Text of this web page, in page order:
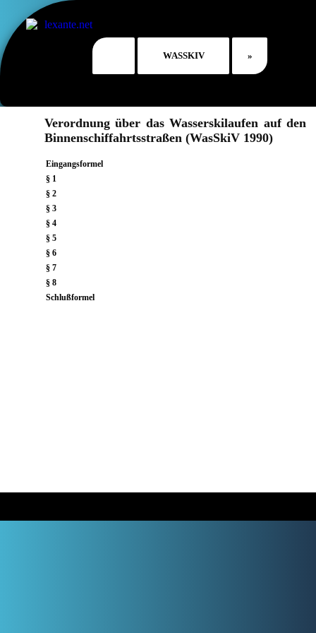
Verordnung über das Wasserskilaufen auf den
Binnenschiffahrtsstraßen (WasSkiV 1990)
Eingangsformel
§ 1
§ 2
§ 3
§ 4
§ 5
§ 6
§ 7
§ 8
Schlußformel